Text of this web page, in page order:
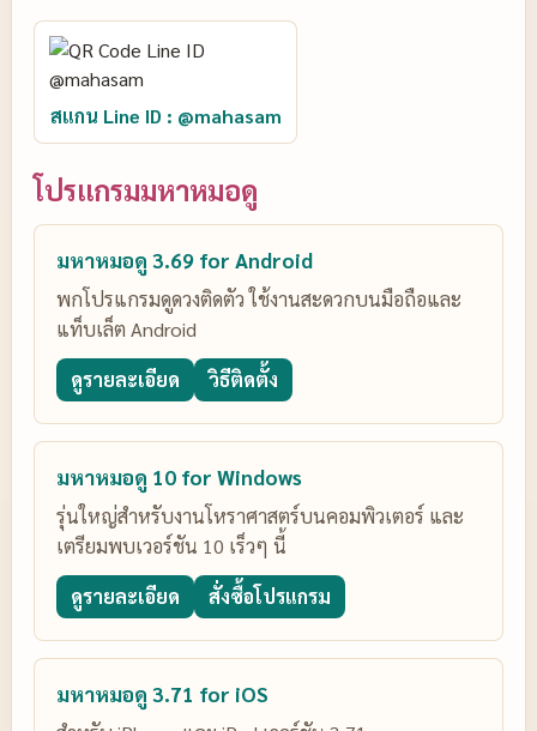
สแกน Line ID : @mahasam
โปรแกรมมหาหมอดู
มหาหมอดู 3.69 for Android
พกโปรแกรมดูดวงติดตัว ใช้งานสะดวกบนมือถือและ
แท็บเล็ต Android
ดูรายละเอียด วิธีติดตั้ง
มหาหมอดู 10 for Windows
รุ่นใหญ่สำหรับงานโหราศาสตร์บนคอมพิวเตอร์ และ
เตรียมพบเวอร์ชัน 10 เร็วๆ นี้
ดูรายละเอียด สั่งซื้อโปรแกรม
มหาหมอดู 3.71 for iOS